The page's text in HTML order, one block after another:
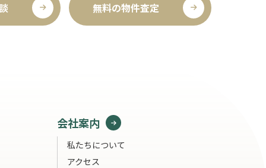
無料の物件査定
会社案内
私たちについて
アクセス